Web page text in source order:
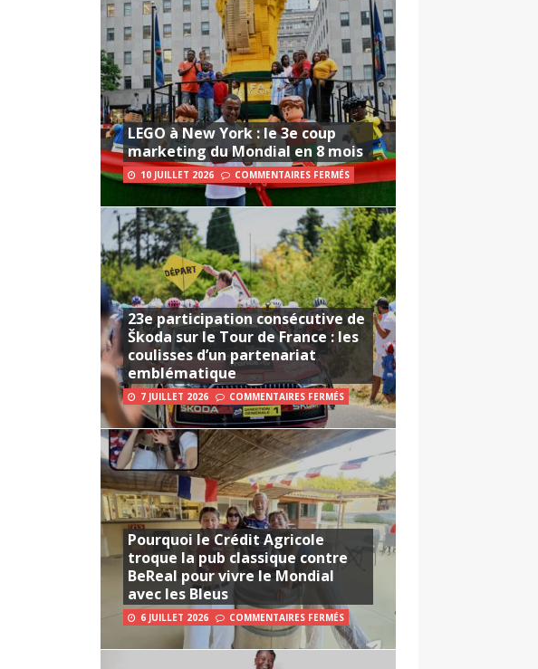
LEGO à New York : le 3e coup
marketing du Mondial en 8 mois
10 JUILLET 2026 COMMENTAIRES FERMÉS
23e participation consécutive de
Škoda sur le Tour de France : les
coulisses d’un partenariat
emblématique
7 JUILLET 2026 COMMENTAIRES FERMÉS
Pourquoi le Crédit Agricole
troque la pub classique contre
BeReal pour vivre le Mondial
avec les Bleus
6 JUILLET 2026 COMMENTAIRES FERMÉS